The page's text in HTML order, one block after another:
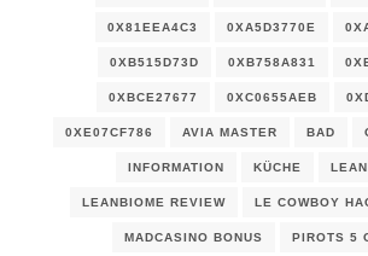
0X81EEA4C3 0XA5D3770E
0XB515D73D 0XB758A831
0XBCE27677 0XC0655AEB
0XE07CF786 AVIA MASTER BAD
INFORMATION KÜCHE
LEANBIOME REVIEW LE COWBOY
MADCASINO BONUS PIROTS 5